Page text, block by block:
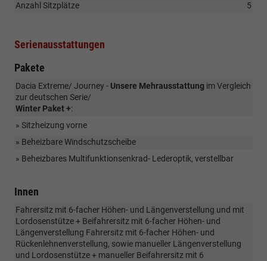
Anzahl Sitzplätze 5
Serienausstattungen
Pakete
Dacia Extreme/ Journey - Unsere Mehrausstattung im Vergleich
zur deutschen Serie/
Winter Paket +:
» Sitzheizung vorne
» Beheizbare Windschutzscheibe
» Beheizbares Multifunktionsenkrad- Lederoptik, verstellbar
Innen
Fahrersitz mit 6-facher Höhen- und Längenverstellung und mit
Lordosenstütze + Beifahrersitz mit 6-facher Höhen- und
Längenverstellung Fahrersitz mit 6-facher Höhen- und
Rückenlehnenverstellung, sowie manueller Längenverstellung
und Lordosenstütze + manueller Beifahrersitz mit 6